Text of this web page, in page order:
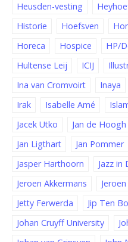
Heusden-vesting
Historie
Hoefsven
Horeca
Hospice HP/
Hultense Leij
ICIJ
Ina van Cromvoirt
Inaya
Irak
Isabelle Amé
Jacek Utko
Jan de Hoogh
Jan Ligthart
Jan Pommer
Jasper Harthoorn
Jazz in
Jeroen Akkermans
Jetty Ferwerda
Jip Ten
Johan Cruyff University